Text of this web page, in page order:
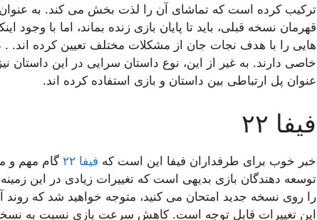
ترکیب کرده است که تماشای آن را لذت بخش می کند. به عنوان
قهرمان نسخه قبلی، باید تا پایان بازی زنده بماند، اما با وجود
هایی را با هدف نجات جان از مشکلات مختلف تعیین کرده اند. .
عنوان پل ارتباطی بین داستان و بازی استفاده کرده اند.
فیفا ۲۲
خبر خوب برای طرفداران فیفا این است که فیفا ۲۲
گام مهم و
توسعه دهندگان بازی بدیهی است که تغییرات زیادی در این
این تغییرات قابل توجه است. کاهش سرعت بازی نسبت به